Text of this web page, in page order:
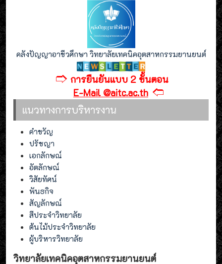
คลังปัญญาอาชีวศึกษา วิทยาลัยเทคนิคอุตสาหกรรมยานยนต์
🢣 การยืนยันแบบ 2 ขั้นตอน
E-Mail @aitc.ac.th 🢢
แนวทางการบริหารงาน
คำขวัญ
ปรัชญา
เอกลักษณ์
อัตลักษณ์
วิสัยทัศน์
พันธกิจ
สัญลักษณ์
สีประจำวิทยาลัย
ต้นไม้ประจำวิทยาลัย
ผู้บริหารวิทยาลัย
วิทยาลัยเทคนิคอุตสาหกรรมยานยนต์